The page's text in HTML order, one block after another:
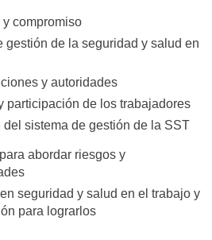
y compromiso
gestión de la seguridad y salud en
y autoridades
participación de los trabajadores
del sistema de gestión de la SST
abordar riesgos y
seguridad y salud en el trabajo y
para lograrlos